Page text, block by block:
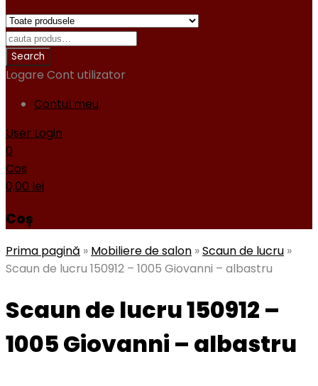
Logare Cont utilizator
Contul meu
User Login
0
Cos
0,00 lei
Coș
Prima pagină » Mobiliere de salon »Scaun de lucru »
Scaun de lucru 150912 – 1005 Giovanni – albastru
Scaun de lucru 150912 –
1005 Giovanni – albastru